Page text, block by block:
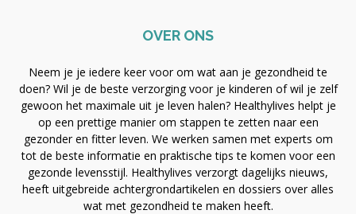
OVER ONS
Neem je je iedere keer voor om wat aan je gezondheid te
doen? Wil je de beste verzorging voor je kinderen of wil je zelf
gewoon het maximale uit je leven halen? Healthylives helpt je
op een prettige manier om stappen te zetten naar een
gezonder en fitter leven. We werken samen met experts om
tot de beste informatie en praktische tips te komen voor een
gezonde levensstijl. Healthylives verzorgt dagelijks nieuws,
heeft uitgebreide achtergrondartikelen en dossiers over alles
wat met gezondheid te maken heeft.